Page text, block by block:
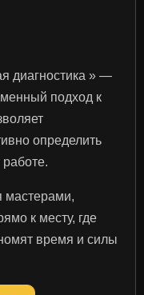
диагностика » —
подход к
определить
мастерами,
к месту, где
время и силы